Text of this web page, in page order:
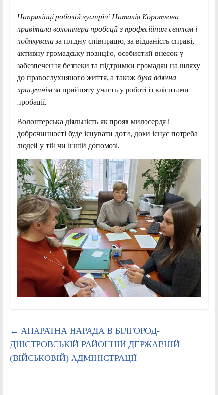
Наприкінці робочої зустрічі Наталія Короткова
привітала волонтера пробації з професійним святом і
подякувала за плідну співпрацю, за відданість справі,
активну громадську позицію, особистий внесок у
забезпечення безпеки та підтримки громадян на шляху
до правослухняного життя, а також була вдячна
присутнім за прийняту участь у роботі із клієнтами
пробації.
Волонтерська діяльність як прояв милосердя і
доброчинності буде існувати доти, доки існує потреба
людей у тій чи іншій допомозі.
← АПАРАТНА НАРАДА В БІЛГОРОД-
ДНІСТРОВСЬКІЙ РАЙОННІЙ ДЕРЖАВНІЙ
(ВІЙСЬКОВІЙ) АДМІНІСТРАЦІЇ